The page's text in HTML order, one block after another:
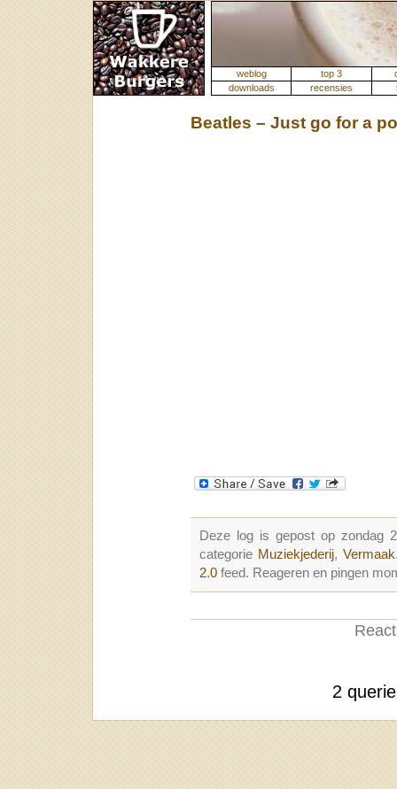
weblog top 3
downloads
recensies
Beatles – Just go for a
Deze log is gepost op zondag
categorie Muziekjederij, Vermaak
2.0 feed. Reageren en pingen
2